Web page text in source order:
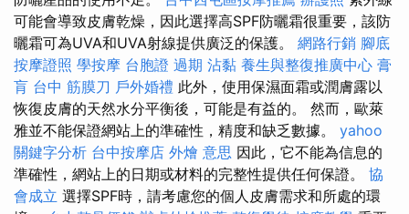
可能會導致皮膚乾燥，因此選擇高SPF防曬霜很重要，該防
曬霜可為UVA和UVA射線提供廣泛的保護。 網路行銷 腳底
按摩證照 學按摩 台胞證 過期 沾黏 養生與整復推廣中心 膏
肓 台中 筋膜刀 戶外婚禮 此外，使用保濕面霜或潤膚露以
恢復皮膚的天然水分平衡後，可能是有益的。 然而，歐萊
雅並不能保證網站上的準確性，精度和缺乏數據。 yahoo
關鍵字分析 台中按摩店 外燴 意思 因此，它不能為信息的
準確性，網站上的日期或材料的完整性提供任何保證。 協
會成立 選擇SPF時，請考慮您的個人皮膚需求和所處的環